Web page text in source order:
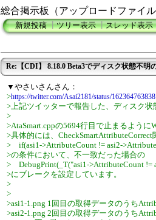
総合掲示板（アップロードファイ
新規投稿┃ツリー表示┃スレッド表示
Re:【CDI】 8.18.0 Beta3でディスク状態不明
▼やさいさんさん：
>https://twitter.com/Asai2181/status/
>上記ツイッターで報告した、ディスク状
>
>AtaSmart.cppの5694行目で止まるように
>具体的には、CheckSmartAttributeCorrect
> if(asi1->AttributeCount != asi2-
>の条件において、不一致だった場合の
> DebugPrint(_T("asi1->AttributeCount !=
>にブレークを設定しています。
>
>
>asi1-1.png 1回目の取得データのうち
>asi2-1.png 2回目の取得データのうち